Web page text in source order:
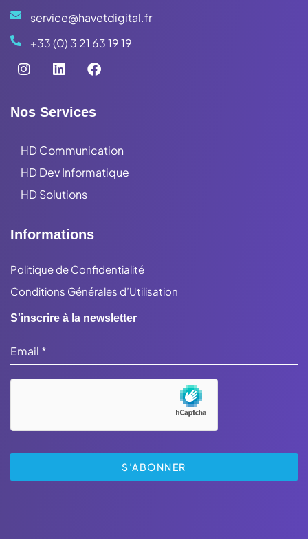
service@havetdigital.fr
+33 (0) 3 21 63 19 19
Nos Services
HD Communication
HD Dev Informatique
HD Solutions
Informations
Politique de Confidentialité
Conditions Générales d’Utilisation
S'inscrire à la newsletter
Email *
S’ABONNER